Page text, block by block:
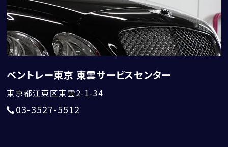
ベントレー東京 東雲サービスセンター
東京都江東区東雲2-1-34
03-3527-5512